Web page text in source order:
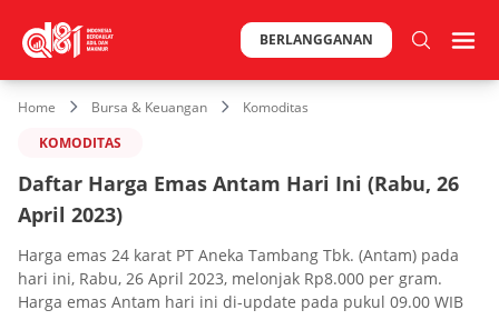
BERLANGGANAN
Home Bursa & Keuangan
Komoditas
KOMODITAS
Daftar Harga Emas Antam Hari Ini (Rabu, 26
April 2023)
Harga emas 24 karat PT Aneka Tambang Tbk. (Antam) pada
hari ini, Rabu, 26 April 2023, melonjak Rp8.000 per gram.
Harga emas Antam hari ini di-update pada pukul 09.00 WIB